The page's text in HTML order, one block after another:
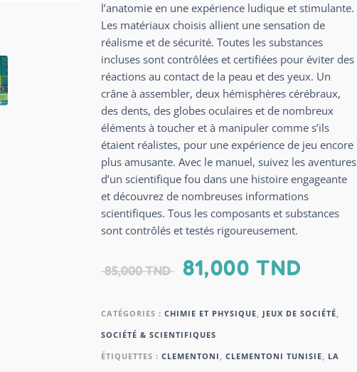
l’anatomie en une expérience ludique et stimulante.
Les matériaux choisis allient une sensation de
réalisme et de sécurité. Toutes les substances
incluses sont contrôlées et certifiées pour éviter des
réactions au contact de la peau et des yeux. Un
crâne à assembler, deux hémisphères cérébraux,
des dents, des globes oculaires et de nombreux
éléments à toucher et à manipuler comme s’ils
étaient réalistes, pour une expérience de jeu encore
plus amusante. Avec le manuel, suivez les aventures
d’un scientifique fou dans une histoire engageante
et découvrez de nombreuses informations
scientifiques. Tous les composants et substances
sont contrôlés et testés rigoureusement.
85,000TND 81,000TND
CATÉGORIES : CHIMIE ET PHYSIQUE, JEUX DE SOCIÉTÉ,
SOCIÉTÉ & SCIENTIFIQUES
ÉTIQUETTES : CLEMENTONI , CLEMENTONI TUNISIE, LA